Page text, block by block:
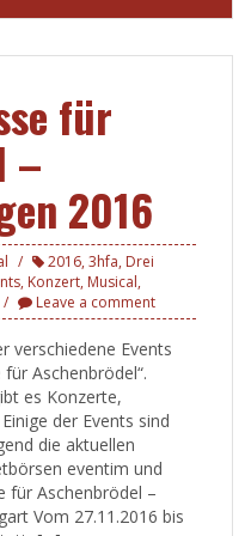
für
–
2016
2016, 3hfa, Drei
, Konzert, Musical,
Leave a comment
verschiedene Events
Aschenbrödel“.
es Konzerte,
der Events sind
die aktuellen
eventim und
für Aschenbrödel –
Vom 27.11.2016 bis